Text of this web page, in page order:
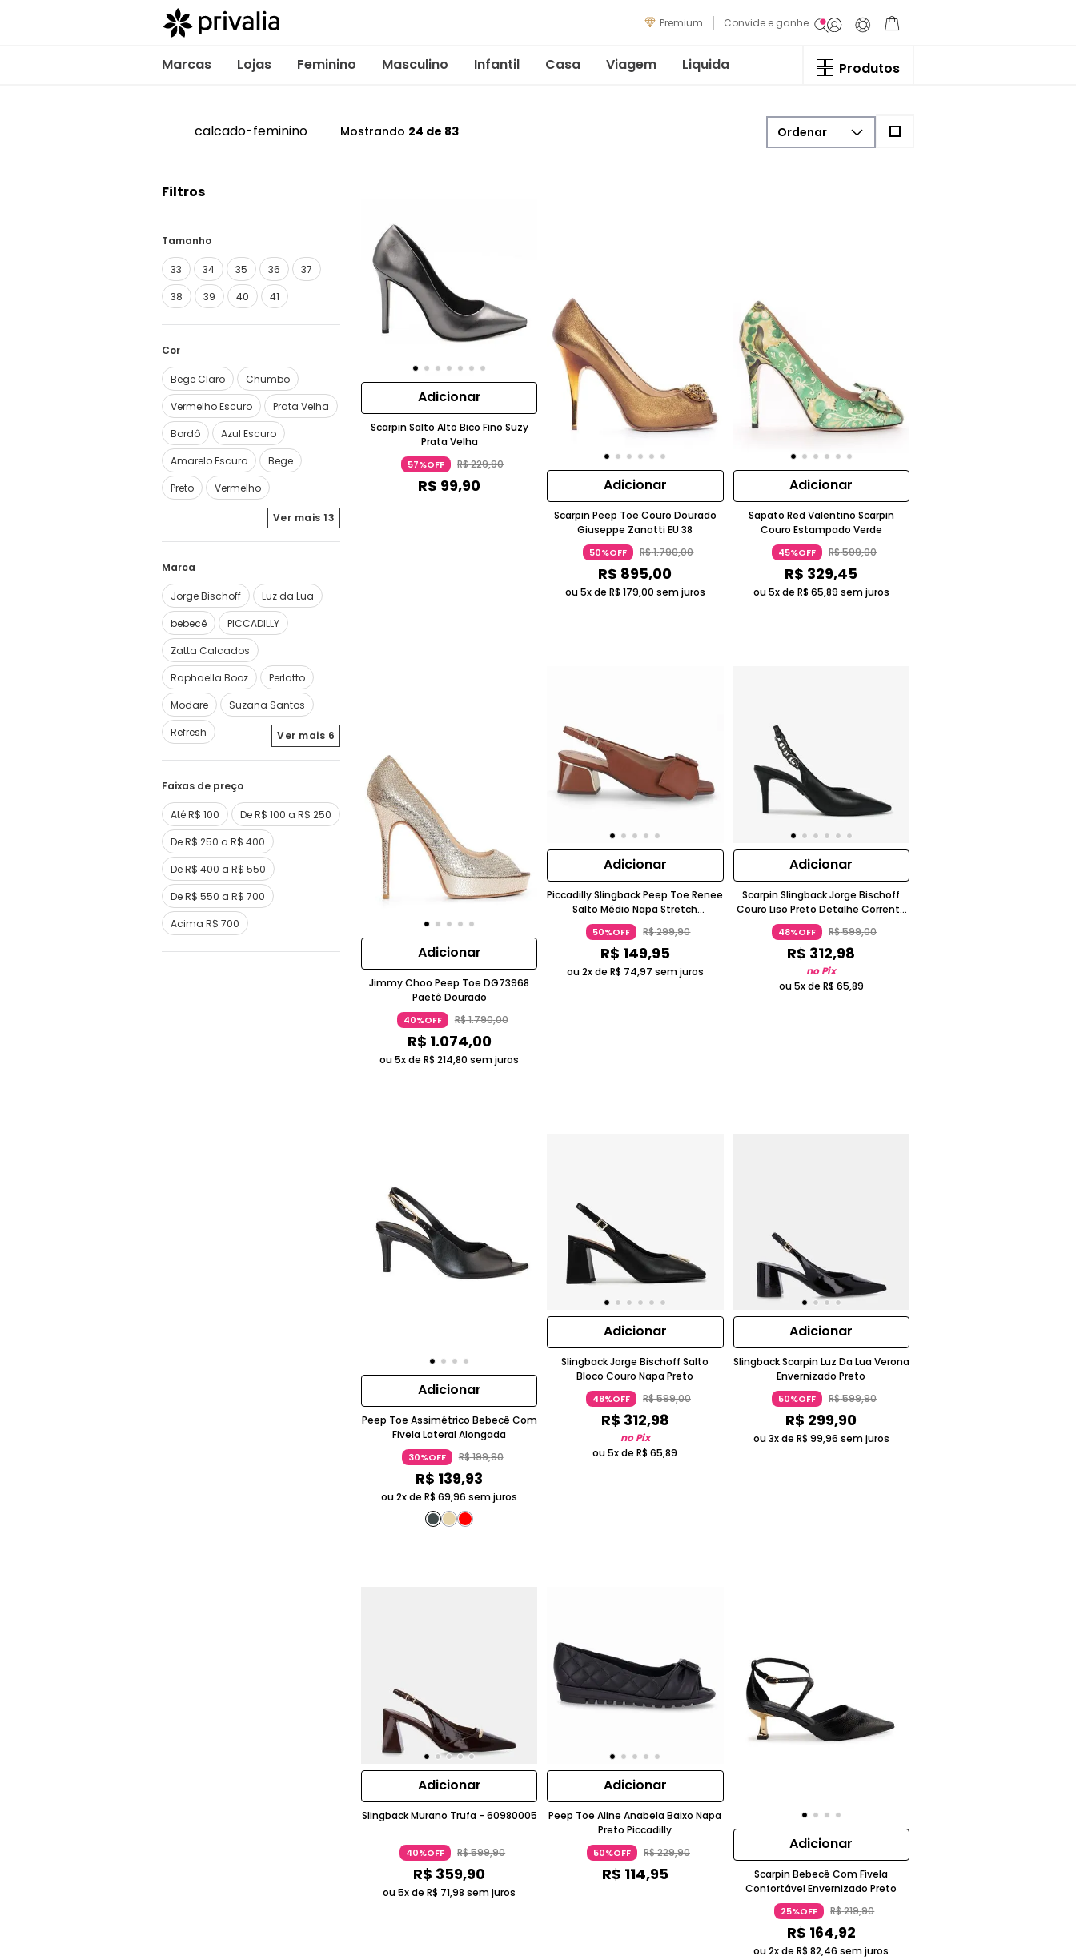
Premium Convide e ganhe
Marcas Lojas Feminino Masculino Infantil Casa Viagem Liquida Produtos
calcado-feminino Mostrando 24 de 83
Filtros
Tamanho
33 34 35 36
37
38
39 40 41
Cor
Bege Claro
Chumbo
Vermelho Escuro
Prata Velha
Bordô
Azul Escuro
Amarelo Escuro
Bege
Preto
Vermelho
Ver mais13
Marca
Jorge Bischoff
Luz da Lua
bebecê
PICCADILLY
Zatta Calcados
Raphaella Booz
Perlatto
Modare
Suzana Santos
Refresh
Ver mais 6
Faixas de preço
Até R$ 100
De R$ 100 a R$ 250
De R$ 250 a R$ 400
De R$ 400 a R$ 550
De R$ 550 a R$ 700
Acima R$ 700
Adicionar
Scarpin Salto Alto Bico Fino Suzy
Prata Velha
57%OFF R$229,90
R$ 99,90 Adicionar
Scarpin Peep Toe Couro Dourado
Giuseppe Zanotti EU 38
50%OFF R$1.790,00
R$ 895,00
ou 5x de R$ 179,00 sem juros
Adicionar
Sapato Red Valentino Scarpin
Couro Estampado Verde
45%OFF R$599,00
R$ 329,45
ou 5x de R$ 65,89 sem juros
Adicionar
Jimmy Choo Peep Toe DG73968
Paetê Dourado
40%OFF R$1.790,00
R$ 1.074,00
ou 5x deR$ 214,80 sem juros
Adicionar
Piccadilly Slingback Peep Toe Renee
Salto Médio Napa Stretch
Caramelo
50%OFF R$299,90
R$ 149,95
ou 2x de R$ 74,97 sem juros
Adicionar
Scarpin Slingback Jorge Bischoff
Couro Liso Preto Detalhe Corrente
Grafite
48%OFF R$599,00
R$ 312,98
no Pix
ou 5x de R$ 65,89
Adicionar
Peep Toe Assimétrico Bebecê Com
Fivela Lateral Alongada
30%OFF R$199,90
R$ 139,93
ou 2x deR$ 69,96 sem juros
Adicionar
Slingback Jorge Bischoff Salto
Bloco Couro Napa Preto
48%OFF R$599,00
R$ 312,98
no Pix
ou 5x deR$ 65,89
Adicionar
Slingback Scarpin Luz Da Lua Verona
Envernizado Preto
50%OFF R$599,90
R$ 299,90
ou 3x de R$ 99,96 sem juros
Adicionar
Slingback Murano Trufa - 60980005
40%OFF R$599,90
R$ 359,90
ou 5x deR$ 71,98 sem juros
Adicionar
Peep Toe Aline Anabela Baixo Napa
Preto Piccadilly
50%OFF R$229,90
R$ 114,95
Adicionar
Scarpin Bebecê Com Fivela
Confortável Envernizado Preto
25%OFF R$219,90
R$ 164,92
ou 2x deR$ 82,46 sem juros